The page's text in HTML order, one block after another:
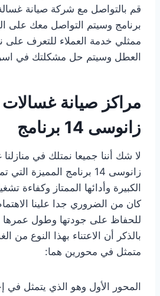
برنامج وسيتم التواصل معك على
ممثلي خدمة العملاء للتعرف على
العطل وسيتم حل مشكلتك في
مراكز صيانة غسالات
زانوسى 14 برنامج
لا شك أننا جميعا نمتلك في منازلنا
زانوسى 14 برنامج المميزة
الكبيرة وأدائها الممتاز وكفاءة
كان من الضروري جدا علينا الاهتمام
للحفاظ على جودتها وطول عمرها
بالذكر أن الاعتناء بهذا النوع من
متمثل في محورين هما:
المحور الأول وهو الذي يتمثل في